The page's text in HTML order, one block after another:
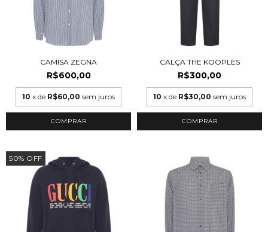
CAMISA ZEGNA
R$600,00
10 x de R$60,00 sem juros
COMPRAR
CALÇA THE KOOPLES
R$300,00
10 x de R$30,00 sem juros
COMPRAR
50% OFF